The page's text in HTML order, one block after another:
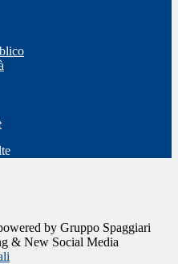
by Gruppo Spaggiari
& New Social Media